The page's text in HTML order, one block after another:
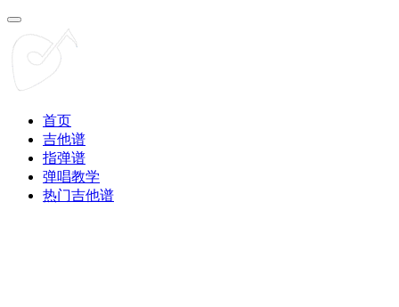
首页
吉他谱
指弹谱
弹唱教学
热门吉他谱